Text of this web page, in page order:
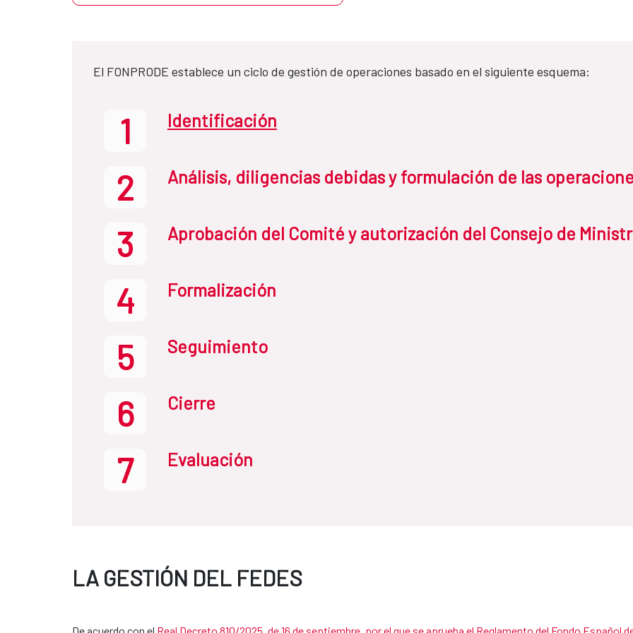
El FONPRODE establece un ciclo de gestión de operaciones basado en el siguiente esquema:
1 Identificación
2 Análisis, diligencias debidas y formulación de las
3 Aprobación del Comité y autorización del Consejo de
4 Formalización
5 Seguimiento
6 Cierre
7 Evaluación
LA GESTIÓN DEL FEDES